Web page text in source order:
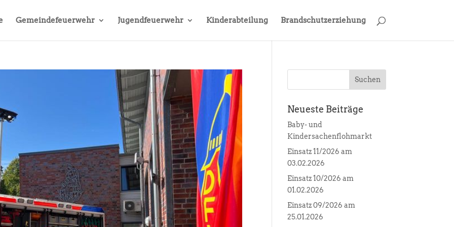
Gemeindefeuerwehr Jugendfeuerwehr Kinderabteilung Brandschutzerziehung
Neueste Beiträge
Baby- und
Kindersachenflohmarkt
Einsatz 11/2026 am
03.02.2026
Einsatz 10/2026 am
01.02.2026
Einsatz 09/2026 am
25.01.2026